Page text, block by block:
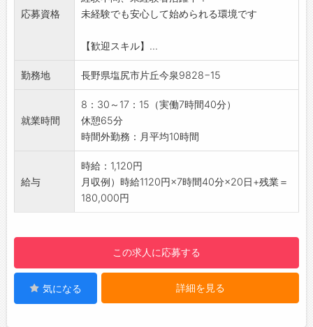
◆時間単位年休制度あり！
得できます◎
☆
◆給与前払い制度あり！
勤務実績に応じて、給与前払いが可能です◎
簡単申請！簡単受取！日払い即日払い対応！
☆----------------------------------------
☆
◆ご不明点はいつでもご相談ください！
即日対応!!フォロー体制もバッチリ
登録はご自宅からお電話で可能です◎
☆----------------------------------------
◆職場見学可能！自分が働くイメージができま
みなさまのご応募を心よりお待ちしております
■未経験者活躍中！
きます♪
・手順書に沿って進める作業なので、製造業が
初めての方にもおすすめ！
・工場内の整理整頓
・季節を問わず温度差のない空調管理！
・多彩なジャンルのBGMが流れていて、社内の
雰囲気をより明るくしています
【こんな方におすすめ♪】
◎モノづくりや組立作業に興味がある方
◎工具を使った作業にチャレンジしてみたい方
【設備】
・貸与：作業着、靴
・更衣室、ロッカー完備
応募資格
未経験でも安心して始められる環境です
【歓迎スキル】...
勤務地 長野県塩尻市片丘今泉9828−15
就業時間
8：30～17：15（実働7時間40分）
休憩65分
時間外勤務：月平均10時間
給与
時給：1,120円
月収例）時給1120円×7時間40分×20日+残業＝
180,000円
この求人に応募する
気になる 詳細を見る